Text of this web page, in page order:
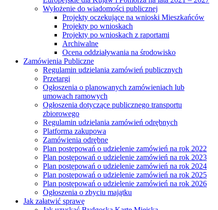
Wyłożenie do wiadomości publicznej
Projekty oczekujące na wnioski Mieszkańców
Projekty po wnioskach
Projekty po wnioskach z raportami
Archiwalne
Ocena oddziaływania na środowisko
Zamówienia Publiczne
Regulamin udzielania zamówień publicznych
Przetargi
Ogłoszenia o planowanych zamówieniach lub
umowach ramowych
Ogłoszenia dotyczące publicznego transportu
zbiorowego
Regulamin udzielania zamówień odrębnych
Platforma zakupowa
Zamówienia odrębne
Plan postępowań o udzielenie zamówień na rok 2022
Plan postępowań o udzielenie zamówień na rok 2023
Plan postępowań o udzielenie zamówień na rok 2024
Plan postępowań o udzielenie zamówień na rok 2025
Plan postępowań o udzielenie zamówień na rok 2026
Ogłoszenia o zbyciu majątku
Jak załatwić sprawę